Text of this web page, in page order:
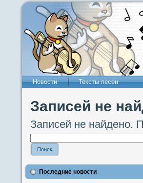
Новости Тексты песен
Записей не
Записей не найдено.
Последние новости